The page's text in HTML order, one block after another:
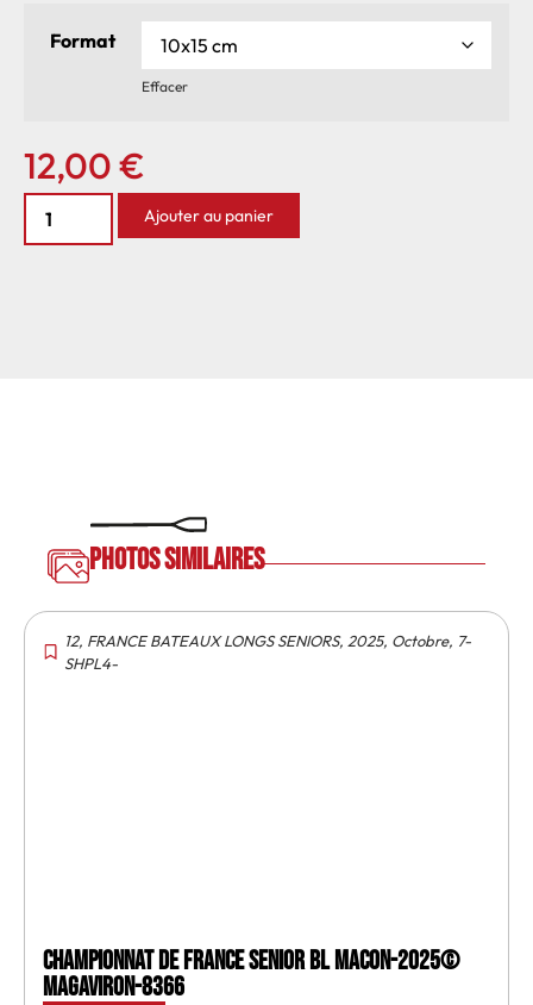
Format
Effacer
12,00€
Ajouter au panier
Photos similaires
12, FRANCE BATEAUX LONGS SENIORS, 2025, Octobre, 7-
SHPL4-
Championnat de France senior BL Macon-2025©
MagAviron-8366